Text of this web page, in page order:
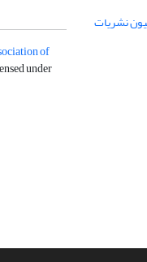
نشریات
of
under